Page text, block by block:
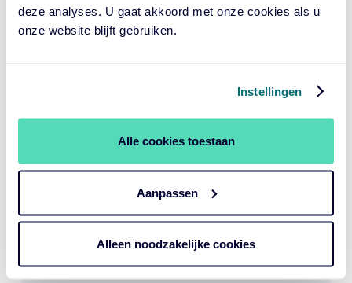
deze analyses. U gaat akkoord met onze cookies als u
onze website blijft gebruiken.
Instellingen
Alle cookies toestaan
Aanpassen
Alleen noodzakelijke cookies
Periode per 31-07-2026 YTD
Bekijk performance